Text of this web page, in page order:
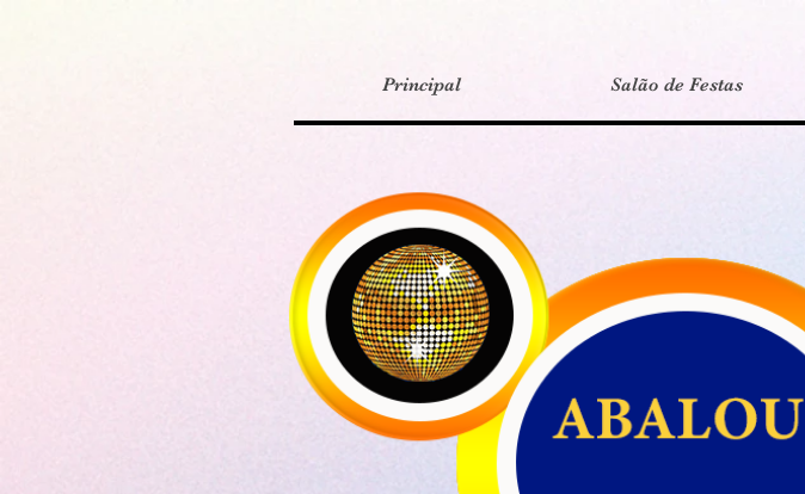
Principal Salão de Festas